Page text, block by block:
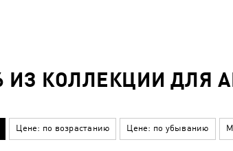
ИЗ КОЛЛЕКЦИИ ДЛЯ
Цене: по возрастанию Цене: по убыванию